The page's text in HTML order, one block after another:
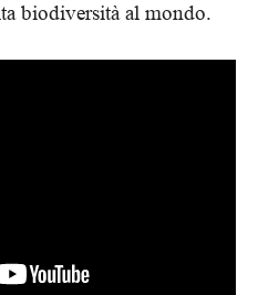
biodiversità al mondo.